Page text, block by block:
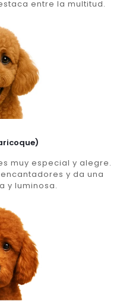
entre la multitud.
muy especial y alegre.
y da una
y luminosa.